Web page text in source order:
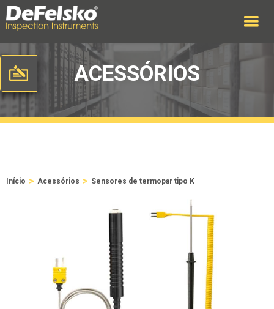
ACESSÓRIOS
Início > Acessórios > Sensores de termopar tipo K